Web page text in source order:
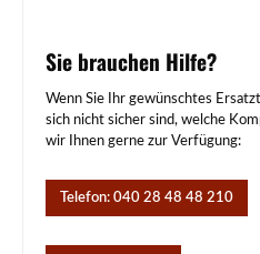
Sie brauchen Hilfe?
Wenn Sie Ihr gewünschtes
sich nicht sicher sind, welche
wir Ihnen gerne zur Verfügung:
Telefon: 040 28 48 48 210